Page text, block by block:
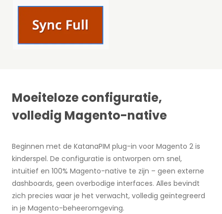
Moeiteloze configuratie,
volledig Magento-native
Beginnen met de KatanaPIM plug-in voor Magento 2 is
kinderspel. De configuratie is ontworpen om snel,
intuïtief en 100% Magento-native te zijn – geen externe
dashboards, geen overbodige interfaces. Alles bevindt
zich precies waar je het verwacht, volledig geïntegreerd
in je Magento-beheeromgeving.